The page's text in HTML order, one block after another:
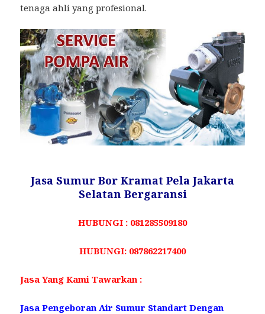
tenaga ahli yang profesional.
Jasa Sumur Bor Kramat Pela Jakarta
Selatan Bergaransi
HUBUNGI : 081285509180
HUBUNGI: 087862217400
Jasa Yang Kami Tawarkan :
Jasa Pengeboran Air Sumur Standart Dengan